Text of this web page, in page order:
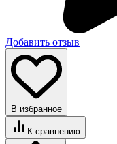
Добавить отзыв
В избранное
К сравнению